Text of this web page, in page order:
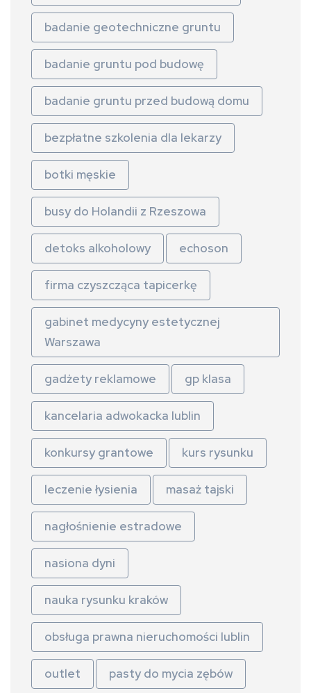
badanie geotechniczne gruntu
badanie gruntu pod budowę
badanie gruntu przed budową domu
bezpłatne szkolenia dla lekarzy
botki męskie
busy do Holandii z Rzeszowa
detoks alkoholowy echoson
firma czyszcząca tapicerkę
gabinet medycyny estetycznej
Warszawa
gadżety reklamowe gp klasa
kancelaria adwokacka lublin
konkursy grantowe kurs rysunku
leczenie łysienia masaż tajski
nagłośnienie estradowe
nasiona dyni
nauka rysunku kraków
obsługa prawna nieruchomości lublin
outlet pasty do mycia zębów